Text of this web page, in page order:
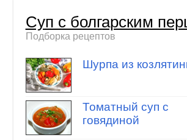
Суп с болгарским
Подборка рецептов
Шурпа из
Томатный суп с
говядиной